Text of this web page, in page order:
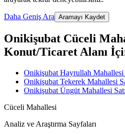
Daha Geniş Ara Aramayı Kaydet
Onikişubat Cüceli
Konut/Ticaret Alanı
Onikişubat Hayrullah Mahallesi
Onikişubat Tekerek Mahallesi
Onikişubat Üngüt Mahallesi
Cüceli Mahallesi
Analiz ve Araştırma Sayfaları